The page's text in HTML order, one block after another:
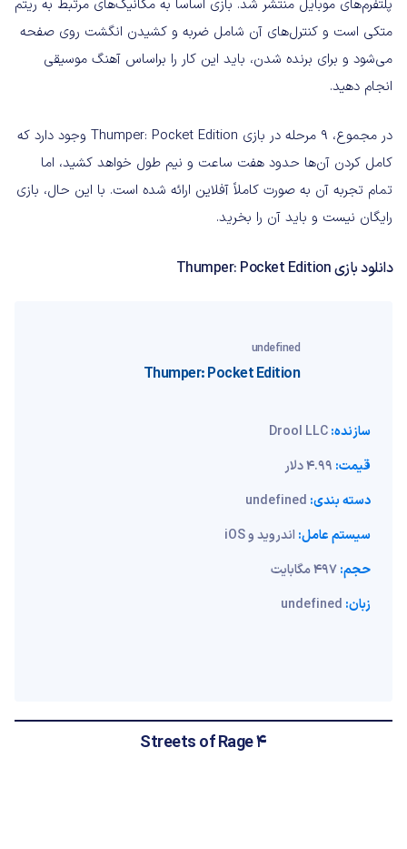
پلتفرم‌های موبایل منتشر شد. بازی اساساً به مکانیک‌های مرتبط به ریتم
متکی است و کنترل‌های آن شامل ضربه و کشیدن انگشت روی صفحه
می‌شود و برای برنده شدن، باید این کار را براساس آهنگ موسیقی
انجام دهید.
در مجموع، 9 مرحله در بازی Thumper: Pocket Edition وجود دارد که
کامل کردن آن‌ها حدود هفت ساعت و نیم طول خواهد کشید، اما
تمام تجربه آن به صورت کاملاً آفلاین ارائه شده است. با این حال، بازی
رایگان نیست و باید آن را بخرید.
دانلود بازی Thumper: Pocket Edition
undefined
Thumper: Pocket Edition
سازنده:
قیمت:
دسته بندی:
سیستم عامل: اندروید و iOS
حجم:
زبان:
Streets of Rage 4